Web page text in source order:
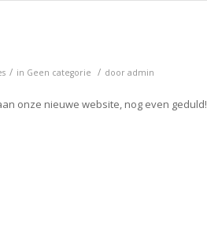
/ in Geen categorie / door admin
onze nieuwe website, nog even geduld!